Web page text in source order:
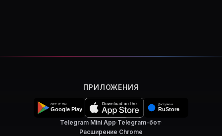
ПРИЛОЖЕНИЯ
Telegram Mini App·Telegram-бот·
Расширение Chrome